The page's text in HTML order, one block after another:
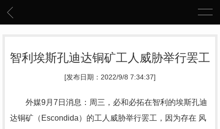
智利埃斯孔迪达铜矿工人威胁举行罢工
[发布日期：2022/9/8 7:34:37]
外媒9月7日消息：周三，必和必拓在智利的埃斯孔迪
达铜矿（Escondida）的工人威胁举行罢工，因为存在 风